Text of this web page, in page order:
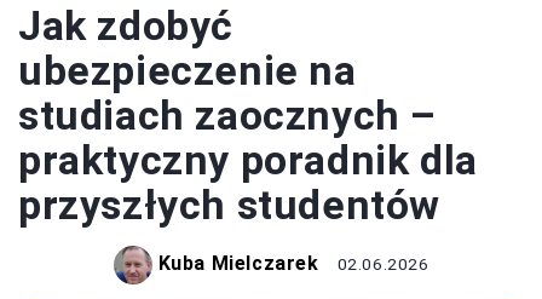
Jak zdobyć
ubezpieczenie na
studiach zaocznych –
praktyczny poradnik dla
przyszłych studentów
Kuba Mielczarek 02.06.2026